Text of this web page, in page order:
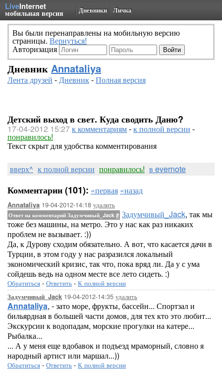
LiveInternet
мобильная версия Дневники Личка
Вы были перенаправлены на мобильную версию
страницы. Вернуться!
Авторизация
Дневник Annataliya
Лента друзей -Дневник-Полная версия
Детский выход в свет. Куда сводить Даню?
17-04-2012 15:27к комментариям-к полной версии -
понравилось!
Текст скрыт для удобства комментирования
вверх^ к полной версии понравилось! в evernote
Комментарии (101): «первая «назад
Annataliya 19-04-2012-14:18 удалить
Ответ на комментарий Задумчивый_Jack # Задумчивый_Jack, так мы
тоже без машины, на метро. Это у нас как раз никаких
проблем не вызывает. :))
Да, к Дурову сходим обязательно. А вот, что касается дачи в
Турции, в этом году у нас разразился локальный
экономический кризис, так что, пока вряд ли. Да у с ума
сойдешь ведь на одном месте все лето сидеть. :)
Обратиться - Ответить - К полной версии
Задумчивый_Jack 19-04-2012-14:35 удалить
Annataliya, - зато море, фрукты, бассейн... Спортзал и
бильярдная в большей части домов, для тех кто это любит...
Экскурсии к водопадам, морские прогулки на катере...
Рыбалка...
... А у меня еще вдобавок и подъезд мраморный, словно я
народный артист или маршал...))
Обратиться - Ответить - К полной версии